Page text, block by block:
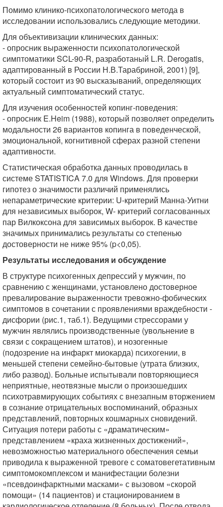
Помимо клинико-психопатологического метода в
исследовании использовались следующие методики.
Для объективизации клинических данных:
- опросник выраженности психопатологической
симптоматики SCL-90-R, разработаный L.R. Derogatis,
адаптированный в России Н.В.Тарабриной, 2001) [9],
который состоит из 90 высказываний, определяющих
актуальный симптоматический статус.
Для изучения особенностей копинг-поведения:
- опросник E.Heim (1988), который позволяет определить
модальности 26 вариантов копинга в поведенческой,
эмоциональной, когнитивной сферах разной степени
адаптивности.
Статистическая обработка данных проводилась в
системе STATISTICA 7.0 для Windows. Для проверки
гипотез о значимости различий применялись
непараметрические критерии: U-критерий Манна-Уитни
для независимых выборок, W- критерий согласованных
пар Вилкоксона для зависимых выборок. В качестве
значимых принимались результаты со степенью
достоверности не ниже 95% (p<0,05).
Результаты исследования и обсуждение
В структуре психогенных депрессий у мужчин, по
сравнению с женщинами, установлено достоверное
превалирование выраженности тревожно-фобических
симптомов в сочетании с проявлениями враждебности -
дисфории (рис.1, таб.1). Ведущими стрессорами у
мужчин являлись производственные (увольнение в
связи с сокращением штатов), и нозогенные
(подозрение на инфаркт миокарда) психогении, в
меньшей степени семейно-бытовые (утрата близких,
либо развод). Больные испытывали повторяющиеся
неприятные, неотвязные мысли о произошедших
психотравмирующих событиях с внезапным вторжением
в сознание отрицательных воспоминаний, образных
представлений, повторных кошмарных сновидений.
Ситуация потери работы с «драматическим»
представлением «краха жизненных достижений»,
невозможностью материального обеспечения семьи
приводила к выраженной тревоге с соматовегетативным
симптомокомплексом и манифестации болезни
«псевдоинфарктными масками» с вызовом «скорой
помощи» (14 пациентов) и стационированием в